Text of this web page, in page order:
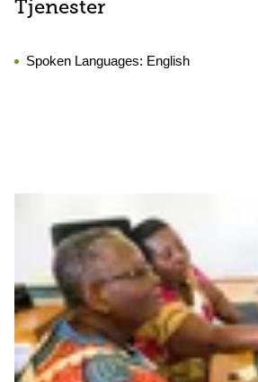
Tjenester
Spoken Languages: English